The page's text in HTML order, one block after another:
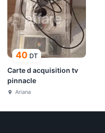
40 DT
Carte d acquisition tv
pinnacle
Ariana